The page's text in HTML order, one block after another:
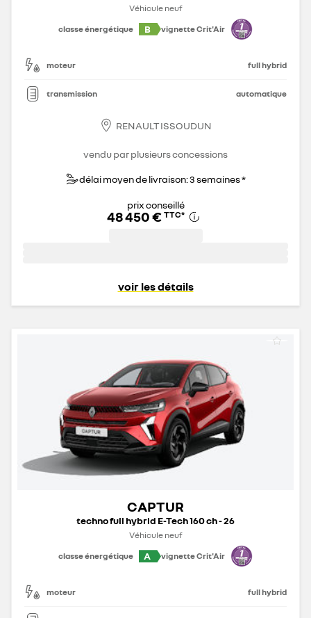
Véhicule neuf
classe énergétique
B vignette Crit'Air
moteur full hybrid
transmission automatique
RENAULT ISSOUDUN
vendu par plusieurs concessions
délai moyen de livraison: 3 semaines *
prix conseillé
48 450 € TTC*
voir les détails
CAPTUR
techno full hybrid E-Tech 160 ch - 26
Véhicule neuf
classe énergétique
A vignette Crit'Air
moteur full hybrid